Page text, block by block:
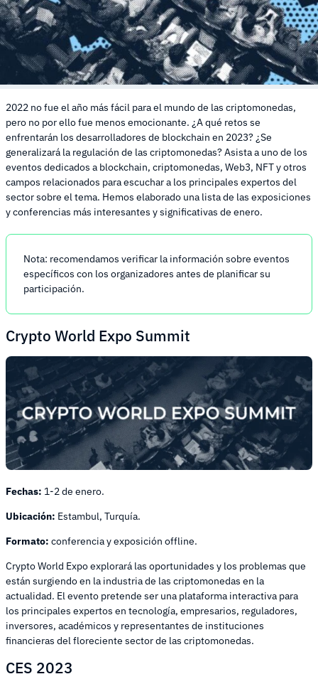
2022 no fue el año más fácil para el mundo de las criptomonedas,
pero no por ello fue menos emocionante. ¿A qué retos se
enfrentarán los desarrolladores de blockchain en 2023? ¿Se
generalizará la regulación de las criptomonedas? Asista a uno de los
eventos dedicados a blockchain, criptomonedas, Web3, NFT y otros
campos relacionados para escuchar a los principales expertos del
sector sobre el tema. Hemos elaborado una lista de las exposiciones
y conferencias más interesantes y significativas de enero.
Nota: recomendamos verificar la información sobre eventos
específicos con los organizadores antes de planificar su
participación.
Crypto World Expo Summit
Fechas: 1-2 de enero.
Ubicación: Estambul, Turquía.
Formato: conferencia y exposición offline.
Crypto World Expo explorará las oportunidades y los problemas que
están surgiendo en la industria de las criptomonedas en la
actualidad. El evento pretende ser una plataforma interactiva para
los principales expertos en tecnología, empresarios, reguladores,
inversores, académicos y representantes de instituciones
financieras del floreciente sector de las criptomonedas.
CES 2023